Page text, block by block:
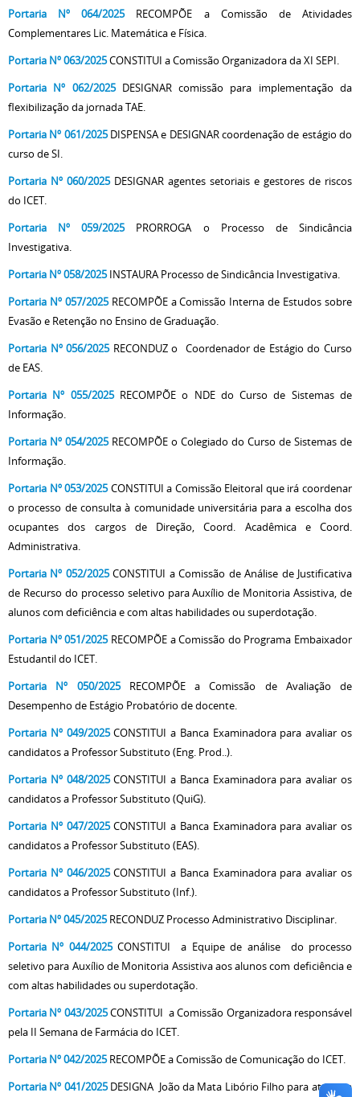
Portaria Nº 064/2025RECOMPÕE a Comissão de Atividades
Complementares Lic. Matemática e Física.
Portaria Nº 063/2025CONSTITUI a Comissão Organizadora da XI SEPI.
Portaria Nº 062/2025DESIGNAR comissão para implementação da
flexibilização da jornada TAE.
Portaria Nº 061/2025DISPENSA e DESIGNAR coordenação de estágio do
curso de SI.
Portaria Nº 060/2025DESIGNAR agentes setoriais e gestores de riscos
do ICET.
Portaria Nº 059/2025PRORROGA o Processo de Sindicância
Investigativa.
Portaria Nº 058/2025 INSTAURA Processo de Sindicância Investigativa.
Portaria Nº 057/2025 RECOMPÕE a Comissão Interna de Estudos sobre
Evasão e Retenção no Ensino de Graduação.
Portaria Nº 056/2025 RECONDUZ o Coordenador de Estágio do Curso
de EAS.
Portaria Nº 055/2025 RECOMPÕE o NDE do Curso de Sistemas de
Informação.
Portaria Nº 054/2025 RECOMPÕE o Colegiado do Curso de Sistemas de
Informação.
Portaria Nº 053/2025 CONSTITUI a Comissão Eleitoral que irá coordenar
o processo de consulta à comunidade universitária para a escolha dos
ocupantes dos cargos de Direção, Coord. Acadêmica e Coord.
Administrativa.
Portaria Nº 052/2025 CONSTITUI a Comissão de Análise de Justificativa
de Recurso do processo seletivo para Auxílio de Monitoria Assistiva, de
alunos com deficiência e com altas habilidades ou superdotação.
Portaria Nº 051/2025 RECOMPÕE a Comissão do Programa Embaixador
Estudantil do ICET.
Portaria Nº 050/2025
RECOMPÕE a Comissão de Avaliação de
Desempenho de Estágio Probatório de docente.
Portaria Nº 049/2025 CONSTITUI a Banca Examinadora para avaliar os
candidatos a Professor Substituto (Eng. Prod..).
Portaria Nº 048/2025 CONSTITUI a Banca Examinadora para avaliar os
candidatos a Professor Substituto (QuiG).
Portaria Nº 047/2025 CONSTITUI a Banca Examinadora para avaliar os
candidatos a Professor Substituto (EAS).
Portaria Nº 046/2025 CONSTITUI a Banca Examinadora para avaliar os
candidatos a Professor Substituto (Inf.).
Portaria Nº 045/2025 RECONDUZ Processo Administrativo Disciplinar.
Portaria Nº 044/2025 CONSTITUI a Equipe de análise do processo
seletivo para Auxílio de Monitoria Assistiva aos alunos com deficiência e
com altas habilidades ou superdotação.
Portaria Nº 043/2025CONSTITUI a Comissão Organizadora responsável
pela II Semana de Farmácia do ICET.
Portaria Nº 042/2025 RECOMPÕE a Comissão de Comunicação do ICET.
Portaria Nº 041/2025 DESIGNA João da Mata Libório Filho para atuar na